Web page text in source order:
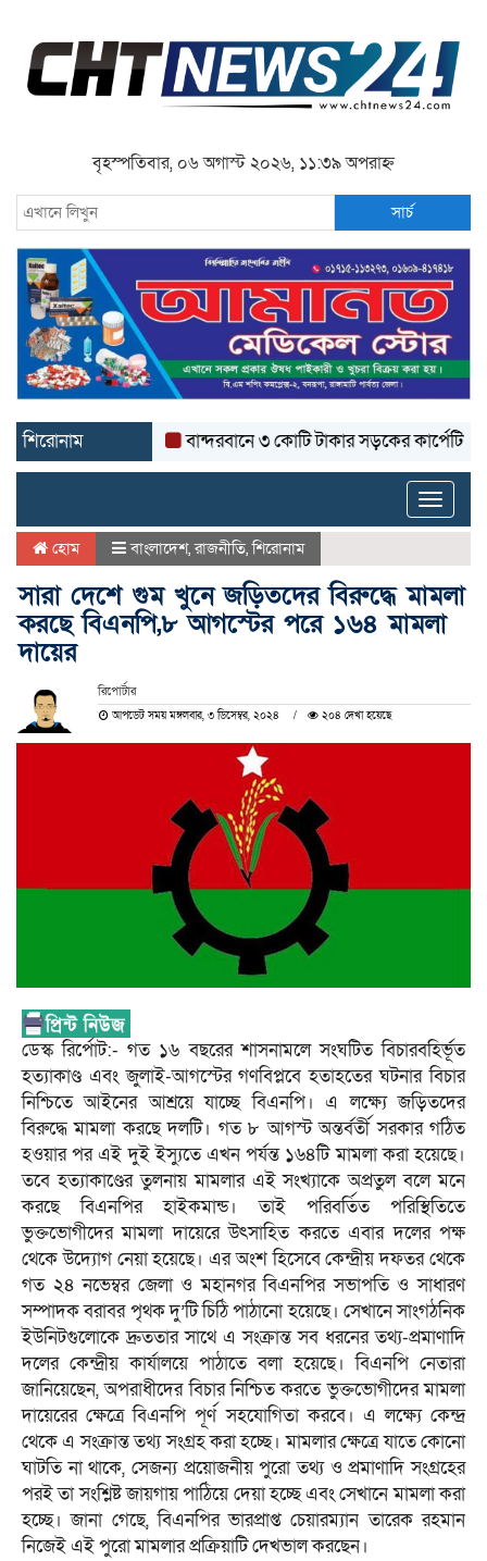
বৃহস্পতিবার, ০৬ অগাস্ট ২০২৬, ১১:৩৯ অপরাহ্ন
সার্চ
শিরোনাম বান্দরবানে ৩ কোটি টাকার সড়কের কার্পেটিং উঠে
Toggle
হোম বাংলাদেশ,রাজনীতি,শিরোনাম
সারা দেশে গুম খুনে জড়িতদের বিরুদ্ধে মামলা
করছে বিএনপি,৮ আগস্টের পরে ১৬৪ মামলা
দায়ের
রিপোর্টার
আপডেট সময় মঙ্গলবার, ৩ ডিসেম্বর, ২০২৪ ২০৪ দেখা হয়েছে
ডেস্ক রির্পোট:- গত ১৬ বছরের শাসনামলে সংঘটিত বিচারবহির্ভূত
হত্যাকাণ্ড এবং জুলাই-আগস্টের গণবিপ্লবে হতাহতের ঘটনার বিচার
নিশ্চিতে আইনের আশ্রয়ে যাচ্ছে বিএনপি। এ লক্ষ্যে জড়িতদের
বিরুদ্ধে মামলা করছে দলটি। গত ৮ আগস্ট অন্তর্বর্তী সরকার গঠিত
হওয়ার পর এই দুই ইস্যুতে এখন পর্যন্ত ১৬৪টি মামলা করা হয়েছে।
তবে হত্যাকাণ্ডের তুলনায় মামলার এই সংখ্যাকে অপ্রতুল বলে মনে
করছে বিএনপির হাইকমান্ড। তাই পরিবর্তিত পরিস্থিতিতে
ভুক্তভোগীদের মামলা দায়েরে উৎসাহিত করতে এবার দলের পক্ষ
থেকে উদ্যোগ নেয়া হয়েছে। এর অংশ হিসেবে কেন্দ্রীয় দফতর থেকে
গত ২৪ নভেম্বর জেলা ও মহানগর বিএনপির সভাপতি ও সাধারণ
সম্পাদক বরাবর পৃথক দু’টি চিঠি পাঠানো হয়েছে। সেখানে সাংগঠনিক
ইউনিটগুলোকে দ্রুততার সাথে এ সংক্রান্ত সব ধরনের তথ্য-প্রমাণাদি
দলের কেন্দ্রীয় কার্যালয়ে পাঠাতে বলা হয়েছে। বিএনপি নেতারা
জানিয়েছেন, অপরাধীদের বিচার নিশ্চিত করতে ভুক্তভোগীদের মামলা
দায়েরের ক্ষেত্রে বিএনপি পূর্ণ সহযোগিতা করবে। এ লক্ষ্যে কেন্দ্র
থেকে এ সংক্রান্ত তথ্য সংগ্রহ করা হচ্ছে। মামলার ক্ষেত্রে যাতে কোনো
ঘাটতি না থাকে, সেজন্য প্রয়োজনীয় পুরো তথ্য ও প্রমাণাদি সংগ্রহের
পরই তা সংশ্লিষ্ট জায়গায় পাঠিয়ে দেয়া হচ্ছে এবং সেখানে মামলা করা
হচ্ছে। জানা গেছে, বিএনপির ভারপ্রাপ্ত চেয়ারম্যান তারেক রহমান
নিজেই এই পুরো মামলার প্রক্রিয়াটি দেখভাল করছেন।